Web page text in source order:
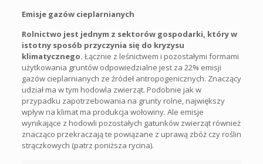
Emisje gazów cieplarnianych
Rolnictwo jest jednym z sektorów gospodarki, który w
istotny sposób przyczynia się do kryzysu
klimatycznego. Łącznie z leśnictwem i pozostałymi formami
użytkowania gruntów odpowiedzialne jest za 22% emisji
gazów cieplarnianych ze źródeł antropogenicznych. Znaczący
udział ma w tym hodowla zwierząt. Podobnie jak w
przypadku zapotrzebowania na grunty rolne, największy
wpływ na klimat ma produkcja wołowiny. Ale emisje
wynikające z hodowli pozostałych gatunków zwierząt również
znacząco przekraczają te powiązane z uprawą zbóż czy roślin
strączkowych (patrz poniższa rycina).